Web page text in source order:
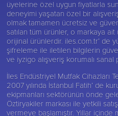
üyelerine özel uygun fiyatlarla
deneyimi yaşatan özel bir
olmak tamamen ücretsiz ve
satılan tüm ürünler, o markaya
orijinal ürünlerdir. iles.com.tr’ de
şifreleme ile iletilen bilgilerin
ve iyzigo alışveriş korumalı sanal
İles Endüstriyel Mutfak Cihazları
2007 yılında İstanbul Fatih’ de
ekipmanları sektörünün önde
Öztiryakiler markası ile yetkili
vermeye başlamıştır. Yıllar